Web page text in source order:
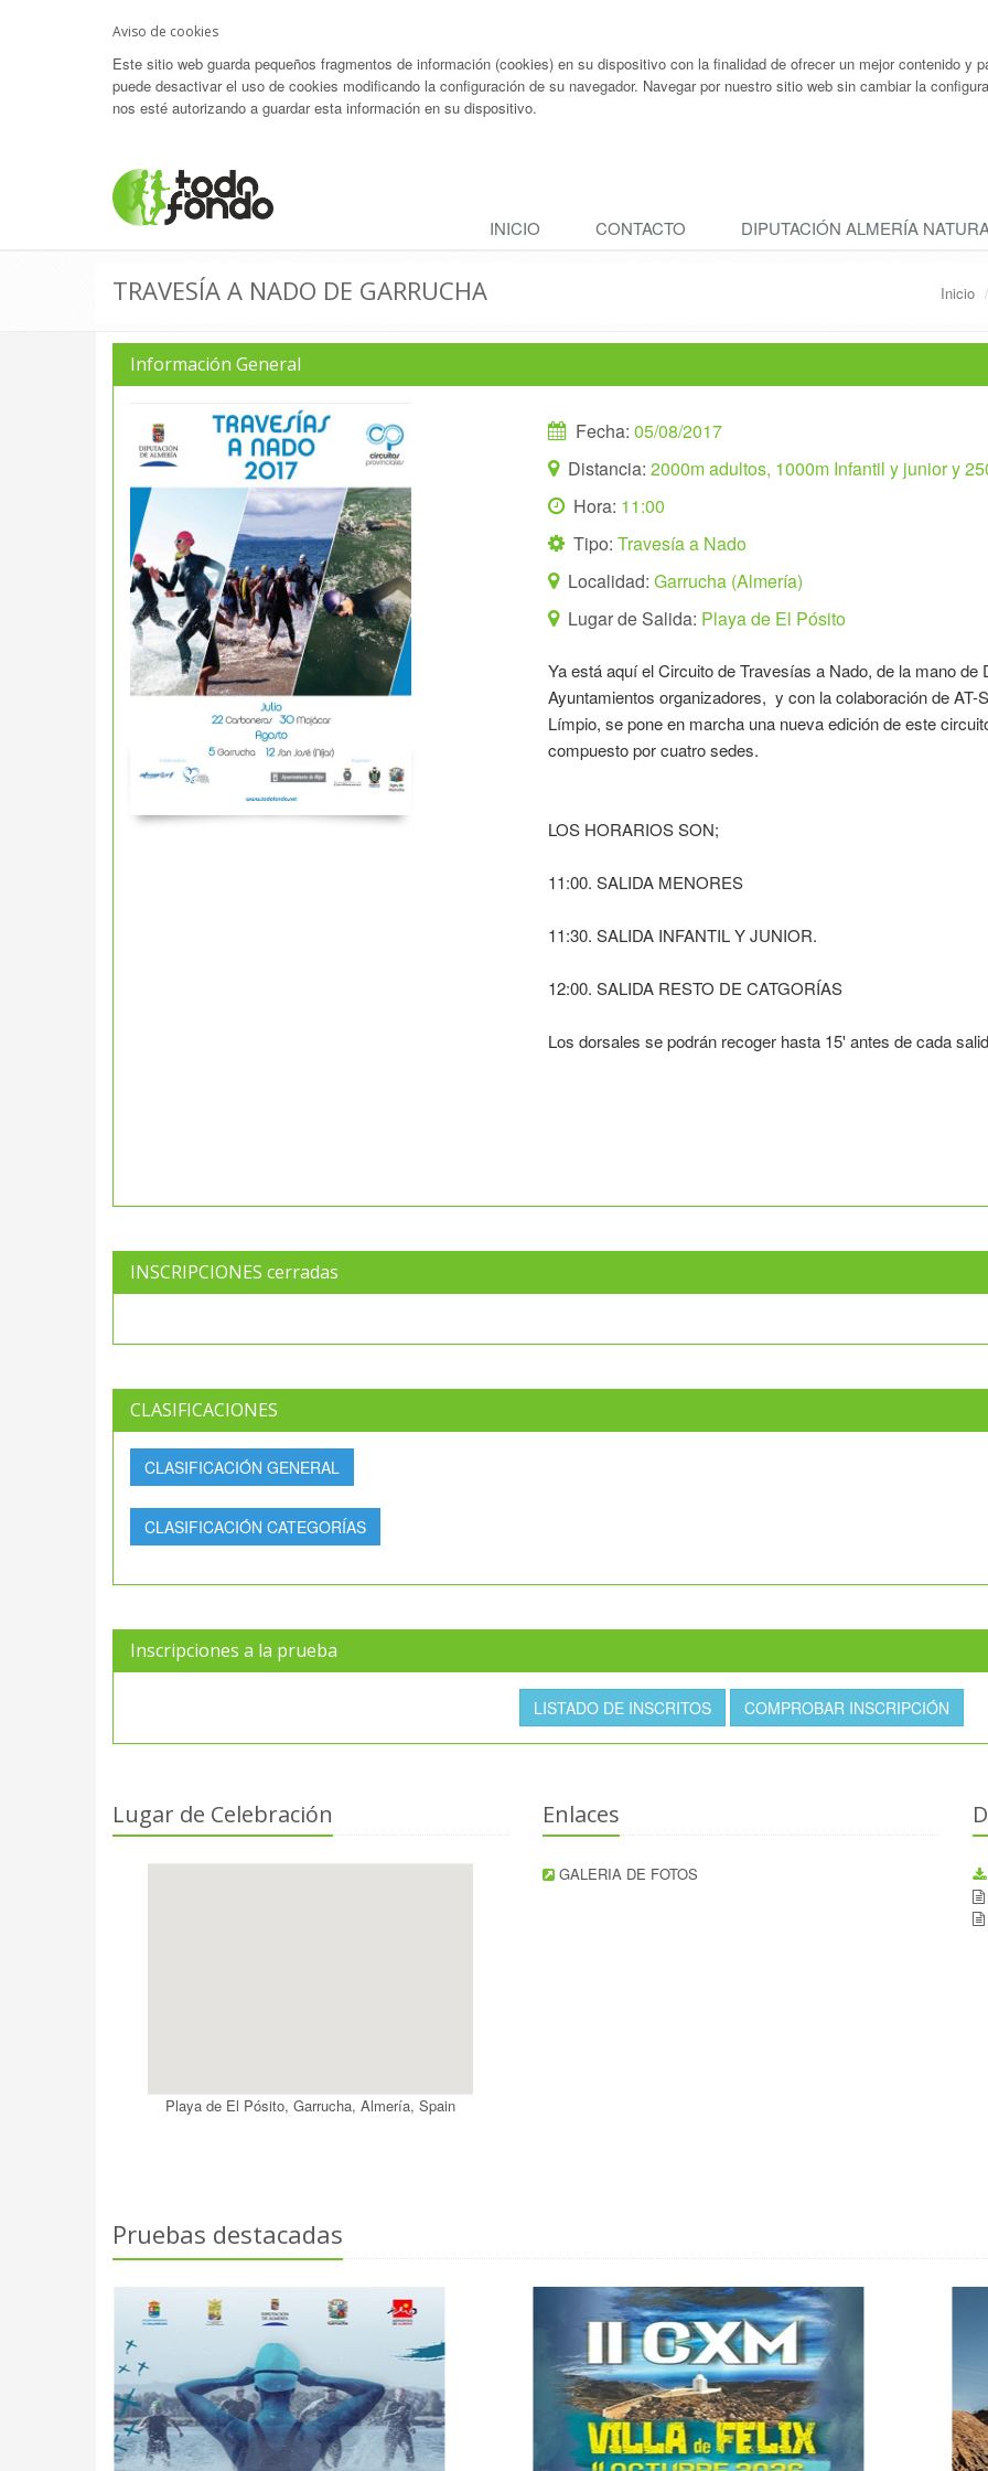
Aviso de cookies
Este sitio web guarda pequeños fragmentos de información (cookies) en su dispositivo con la finalidad de ofrecer un mejor contenido y
puede desactivar el uso de cookies modificando la configuración de su navegador. Navegar por nuestro sitio web sin cambiar la
nos esté autorizando a guardar esta información en su dispositivo.
INICIO CONTACTO DIPUTACIÓN ALMERÍA
TRAVESÍA A NADO DE GARRUCHA Inicio
Información General
Fecha:05/08/2017
Distancia:2000m adultos, 1000m Infantil y junior y
Hora: 11:00
Tipo:Travesía a Nado
Localidad:Garrucha (Almería)
Lugar de Salida: Playa de El Pósito
Ya está aquí el Circuito de Travesías a Nado, de la mano de
Ayuntamientos organizadores, y con la colaboración de AT-
Límpio, se pone en marcha una nueva edición de este
compuesto por cuatro sedes.
LOS HORARIOS SON;
11:00. SALIDA MENORES
11:30. SALIDA INFANTIL Y JUNIOR.
12:00. SALIDA RESTO DE CATGORÍAS
Los dorsales se podrán recoger hasta 15' antes de cada
INSCRIPCIONES cerradas
CLASIFICACIONES
CLASIFICACIÓN GENERAL
CLASIFICACIÓN CATEGORÍAS
Inscripciones a la prueba
LISTADO DE INSCRITOS COMPROBAR INSCRIPCIÓN
Lugar de Celebración
Playa de El Pósito, Garrucha, Almería, Spain
Enlaces
GALERIA DE FOTOS
Pruebas destacadas